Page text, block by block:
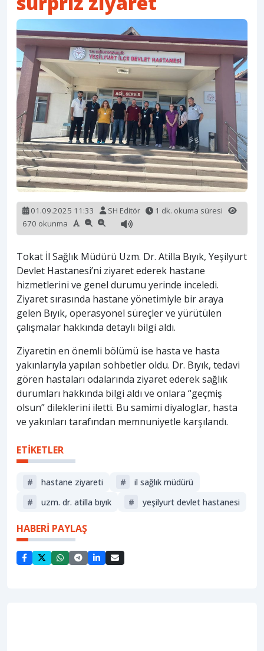
01.09.2025 11:33 SH Editör
1 dk. okuma süresi
670 okunma
Tokat İl Sağlık Müdürü Uzm. Dr. Atilla Bıyık, Yeşilyurt
Devlet Hastanesi’ni ziyaret ederek hastane
hizmetlerini ve genel durumu yerinde inceledi.
Ziyaret sırasında hastane yönetimiyle bir araya
gelen Bıyık, operasyonel süreçler ve yürütülen
çalışmalar hakkında detaylı bilgi aldı.
Ziyaretin en önemli bölümü ise hasta ve hasta
yakınlarıyla yapılan sohbetler oldu. Dr. Bıyık, tedavi
gören hastaları odalarında ziyaret ederek sağlık
durumları hakkında bilgi aldı ve onlara “geçmiş
olsun” dileklerini iletti. Bu samimi diyaloglar, hasta
ve yakınları tarafından memnuniyetle karşılandı.
ETİKETLER
# hastane ziyareti #
i̇l sağlık müdürü
#
uzm. dr. atilla bıyık # yeşilyurt devlet hastanesi
HABERİ PAYLAŞ